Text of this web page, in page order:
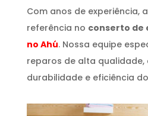
Com anos de experiência, a
referência no conserto de
no Ahú. Nossa equipe
reparos de alta qualidade,
durabilidade e eficiência